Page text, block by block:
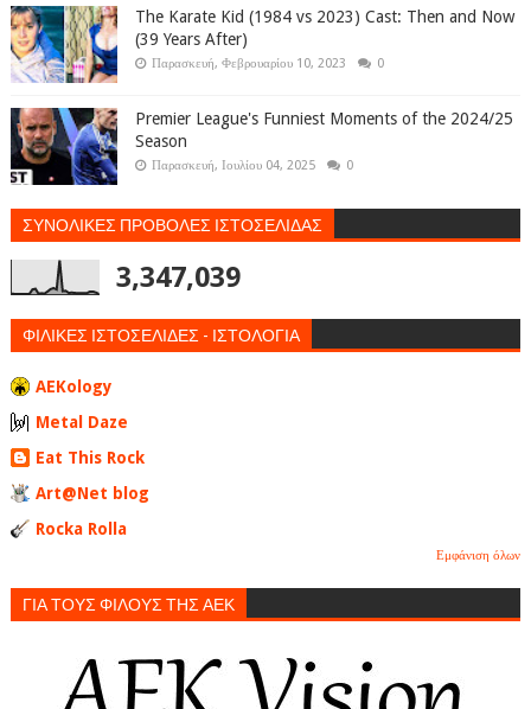
The Karate Kid (1984 vs 2023) Cast: Then and Now
(39 Years After)
Παρασκευή, Φεβρουαρίου 10, 2023 0
Premier League's Funniest Moments of the 2024/25
Season
Παρασκευή, Ιουλίου 04, 2025 0
ΣΥΝΟΛΙΚΕΣ ΠΡΟΒΟΛΕΣ ΙΣΤΟΣΕΛΙΔΑΣ
3,347,039
ΦΙΛΙΚΕΣ ΙΣΤΟΣΕΛΙΔΕΣ - ΙΣΤΟΛΟΓΙΑ
AEKology
Metal Daze
Eat This Rock
Art@Net blog
Rocka Rolla
Εμφάνιση όλων
ΓΙΑ ΤΟΥΣ ΦΙΛΟΥΣ ΤΗΣ ΑΕΚ